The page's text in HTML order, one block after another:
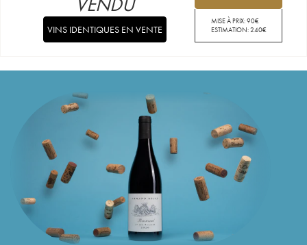
MISE À PRIX:90€
ESTIMATION:240€
VINS IDENTIQUES EN VENTE